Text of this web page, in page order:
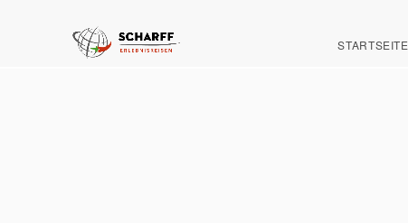
STARTSEITE